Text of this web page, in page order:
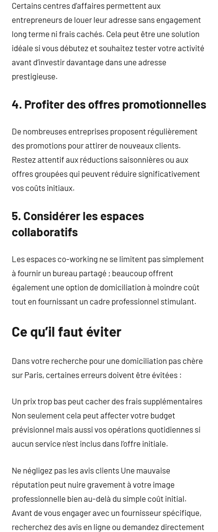
Certains centres d’affaires permettent aux
entrepreneurs de louer leur adresse sans engagement
long terme ni frais cachés. Cela peut être une solution
idéale si vous débutez et souhaitez tester votre activité
avant d’investir davantage dans une adresse
prestigieuse.
4. Profiter des offres promotionnelles
De nombreuses entreprises proposent régulièrement
des promotions pour attirer de nouveaux clients.
Restez attentif aux réductions saisonnières ou aux
offres groupées qui peuvent réduire significativement
vos coûts initiaux.
5. Considérer les espaces
collaboratifs
Les espaces co-working ne se limitent pas simplement
à fournir un bureau partagé ; beaucoup offrent
également une option de domiciliation à moindre coût
tout en fournissant un cadre professionnel stimulant.
Ce qu’il faut éviter
Dans votre recherche pour une domiciliation pas chère
sur Paris, certaines erreurs doivent être évitées :
Un prix trop bas peut cacher des frais supplémentaires
Non seulement cela peut affecter votre budget
prévisionnel mais aussi vos opérations quotidiennes si
aucun service n’est inclus dans l’offre initiale.
Ne négligez pas les avis clients Une mauvaise
réputation peut nuire gravement à votre image
professionnelle bien au-delà du simple coût initial.
Avant de vous engager avec un fournisseur spécifique,
recherchez des avis en ligne ou demandez directement